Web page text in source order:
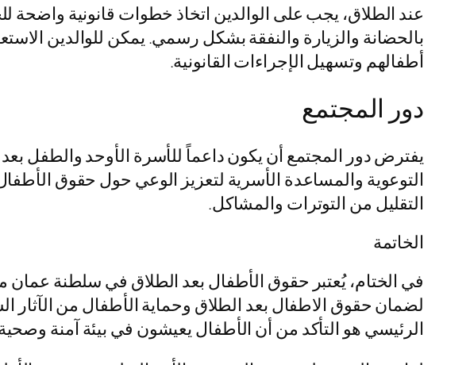
عند الطلاق، يجب على الوالدين اتخاذ خطوات قانونية واضحة
بالحضانة والزيارة والنفقة بشكل رسمي. يمكن للوالدين
أطفالهم وتسهيل الإجراءات القانونية.
دور المجتمع
يفترض دور المجتمع أن يكون داعماً للأسرة الأوحد والطفل
التوعوية والمساعدة الأسرية لتعزيز الوعي حول حقوق
التقليل من التوترات والمشاكل.
الخاتمة
في الختام، يُعتبر حقوق الأطفال بعد الطلاق في سلطنة عمان
لضمان حقوق الاطفال بعد الطلاق وحماية الأطفال من
الرئيسي هو التأكد من أن الأطفال يعيشون في بيئة آمنة